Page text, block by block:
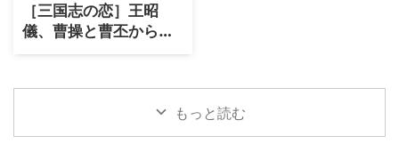
［三国志の恋］王昭
儀、曹操と曹丕からの
特別な愛
もっと読む